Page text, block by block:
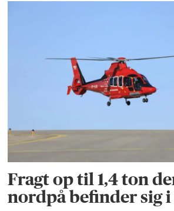
Fragt op til 1,4 ton
nordpå befinder sig